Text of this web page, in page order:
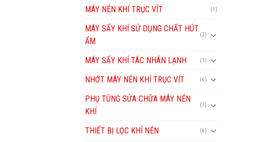
MÁY NÉN KHÍ TRỤC VÍT (1)
MÁY SẤY KHÍ SỬ DỤNG CHẤT HÚT
ẨM
(2)
MÁY SẤY KHÍ TÁC NHÂN LẠNH (1)
NHỚT MÁY NÉN KHÍ TRỤC VÍT (6)
PHỤ TÙNG SỬA CHỮA MÁY NÉN
KHÍ
(7)
THIẾT BỊ LỌC KHÍ NÉN (6)